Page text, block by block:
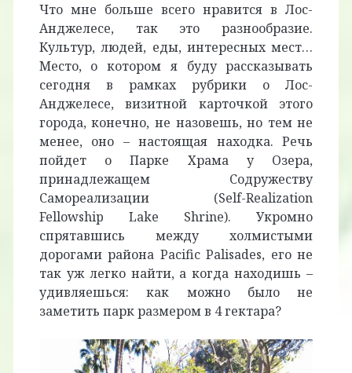
Что мне больше всего нравится в Лос-
Анджелесе, так это разнообразие.
Культур, людей, еды, интересных мест…
Место, о котором я буду рассказывать
сегодня в рамках рубрики о Лос-
Анджелесе, визитной карточкой этого
города, конечно, не назовешь, но тем не
менее, оно – настоящая находка. Речь
пойдет о Парке Храма у Озера,
принадлежащем Содружеству
Самореализации (Self-Realization
Fellowship Lake Shrine). Укромно
спрятавшись между холмистыми
дорогами района Pacific Palisades, его не
так уж легко найти, а когда находишь –
удивляешься: как можно было не
заметить парк размером в 4 гектара?